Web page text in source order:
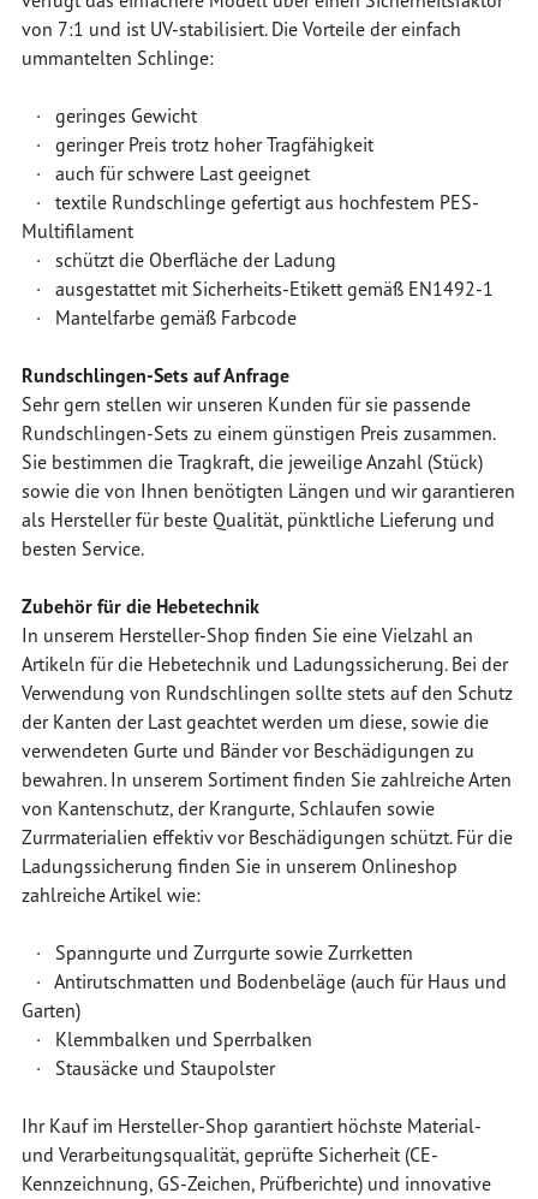
von 7:1 und ist UV-stabilisiert. Die Vorteile der einfach
ummantelten Schlinge:
· geringes Gewicht
· geringer Preis trotz hoher Tragfähigkeit
· auch für schwere Last geeignet
· textile Rundschlinge gefertigt aus hochfestem PES-
Multifilament
· schützt die Oberfläche der Ladung
· ausgestattet mit Sicherheits-Etikett gemäß EN1492-1
· Mantelfarbe gemäß Farbcode
Rundschlingen-Sets auf Anfrage
Sehr gern stellen wir unseren Kunden für sie passende
Rundschlingen-Sets zu einem günstigen Preis zusammen.
Sie bestimmen die Tragkraft, die jeweilige Anzahl (Stück)
sowie die von Ihnen benötigten Längen und wir garantieren
als Hersteller für beste Qualität, pünktliche Lieferung und
besten Service.
Zubehör für die Hebetechnik
In unserem Hersteller-Shop finden Sie eine Vielzahl an
Artikeln für die Hebetechnik und Ladungssicherung. Bei der
Verwendung von Rundschlingen sollte stets auf den Schutz
der Kanten der Last geachtet werden um diese, sowie die
verwendeten Gurte und Bänder vor Beschädigungen zu
bewahren. In unserem Sortiment finden Sie zahlreiche Arten
von Kantenschutz, der Krangurte, Schlaufen sowie
Zurrmaterialien effektiv vor Beschädigungen schützt. Für die
Ladungssicherung finden Sie in unserem Onlineshop
zahlreiche Artikel wie:
· Spanngurte und Zurrgurte sowie Zurrketten
· Antirutschmatten und Bodenbeläge (auch für Haus und
Garten)
· Klemmbalken und Sperrbalken
· Stausäcke und Staupolster
Ihr Kauf im Hersteller-Shop garantiert höchste Material-
und Verarbeitungsqualität, geprüfte Sicherheit (CE-
Kennzeichnung, GS-Zeichen, Prüfberichte) und innovative